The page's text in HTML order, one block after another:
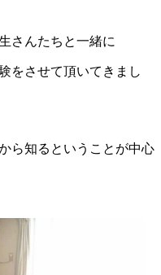
さんたちと一緒に
をさせて頂いてきまし
ら知るということが中心